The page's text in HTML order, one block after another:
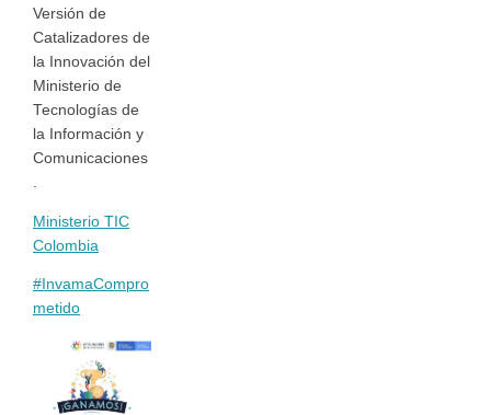
Versión de
Catalizadores de
la Innovación del
Ministerio de
Tecnologías de
la Información y
Comunicaciones
.
Ministerio TIC
Colombia
#InvamaCompro
metido